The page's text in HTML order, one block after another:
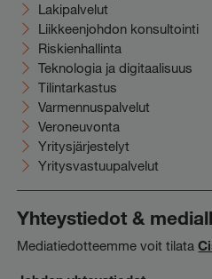
Lakipalvelut
Liikkeenjohdon konsultointi
Riskienhallinta
Teknologia ja digitaalisuus
Tilintarkastus
Varmennuspalvelut
Veroneuvonta
Yritysjärjestelyt
Yritysvastuupalvelut
Yhteystiedot &
Mediatiedotteemme voit tilata